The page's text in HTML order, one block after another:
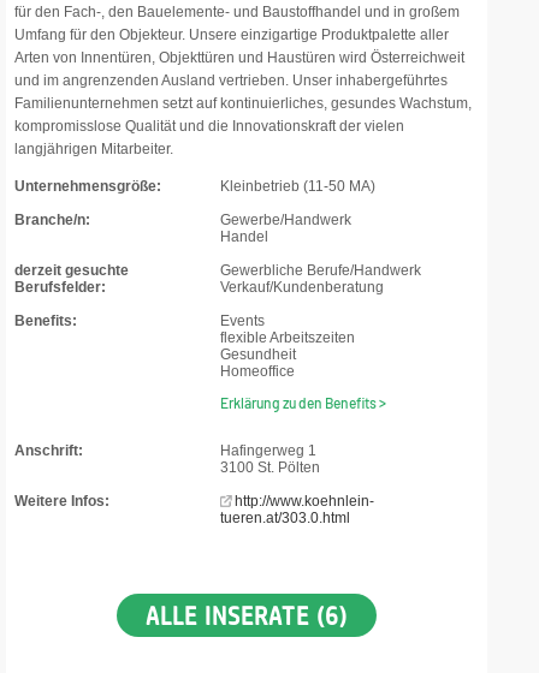
für den Fach-, den Bauelemente- und Baustoffhandel und in großem
Umfang für den Objekteur. Unsere einzigartige Produktpalette aller
Arten von Innentüren, Objekttüren und Haustüren wird Österreichweit
und im angrenzenden Ausland vertrieben. Unser inhabergeführtes
Familienunternehmen setzt auf kontinuierliches, gesundes Wachstum,
kompromisslose Qualität und die Innovationskraft der vielen
langjährigen Mitarbeiter.
Unternehmensgröße:
Kleinbetrieb (11-50 MA)
Branche/n:
Gewerbe/Handwerk
Handel
derzeit gesuchte
Berufsfelder:
Gewerbliche Berufe/Handwerk
Verkauf/Kundenberatung
Benefits:
Events
flexible Arbeitszeiten
Gesundheit
Homeoffice
Erklärung zu den Benefits >
Anschrift:
Hafingerweg 1
3100 St. Pölten
Weitere Infos:
http://www.koehnlein-
tueren.at/303.0.html
ALLE INSERATE (6)